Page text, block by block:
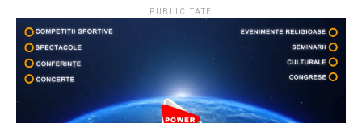
PUBLICITATE